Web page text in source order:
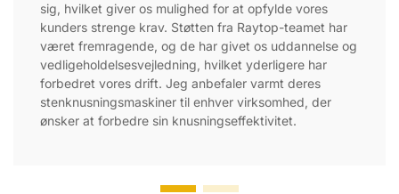
sig, hvilket giver os mulighed for at opfylde vores
kunders strenge krav. Støtten fra Raytop-teamet har
været fremragende, og de har givet os uddannelse og
vedligeholdelsesvejledning, hvilket yderligere har
forbedret vores drift. Jeg anbefaler varmt deres
stenknusningsmaskiner til enhver virksomhed, der
ønsker at forbedre sin knusningseffektivitet.